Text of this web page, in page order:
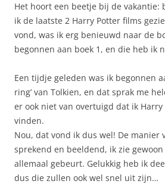
Het hoort een beetje bij de vakantie:
ik de laatste 2 Harry Potter films
vond, was ik erg benieuwd naar de
begonnen aan boek 1, en die heb ik
Een tijdje geleden was ik begonnen
ring’ van Tolkien, en dat sprak me
er ook niet van overtuigd dat ik Harry
vinden.
Nou, dat vond ik dus wel! De manier
sprekend en beeldend, ik zie
allemaal gebeurt. Gelukkig heb ik
dus die zullen ook wel snel uit zijn…